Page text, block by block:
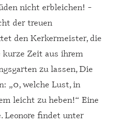
nicht erbleichen! –
der treuen
den Kerkermeister, die
kurze Zeit aus ihrem
zu lassen, Die
„0, welche Lust, in
leicht zu heben!“ Eine
Leonore findet unter